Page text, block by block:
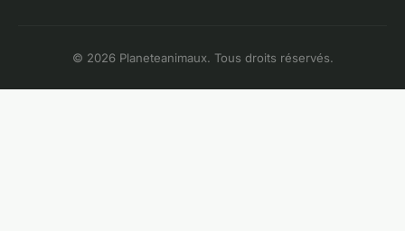
© 2026 Planeteanimaux. Tous droits réservés.